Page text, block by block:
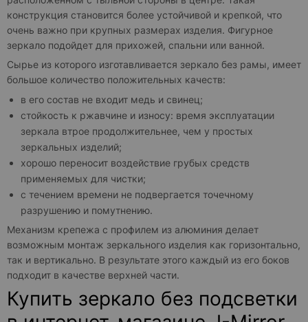
конструкция становится более устойчивой и крепкой, что
очень важно при крупных размерах изделия. Фигурное
зеркало подойдет для прихожей, спальни или ванной.
Сырье из которого изготавливается зеркало без рамы, имеет
большое количество положительных качеств:
в его состав не входит медь и свинец;
стойкость к ржавчине и износу: время эксплуатации
зеркала втрое продолжительнее, чем у простых
зеркальных изделий;
хорошо переносит воздействие грубых средств
применяемых для чистки;
с течением времени не подвергается точечному
разрушению и помутнению.
Механизм крепежа с профилем из алюминия делает
возможным монтаж зеркального изделия как горизонтально,
так и вертикально. В результате этого каждый из его боков
подходит в качестве верхней части.
Купить зеркало без подсветки